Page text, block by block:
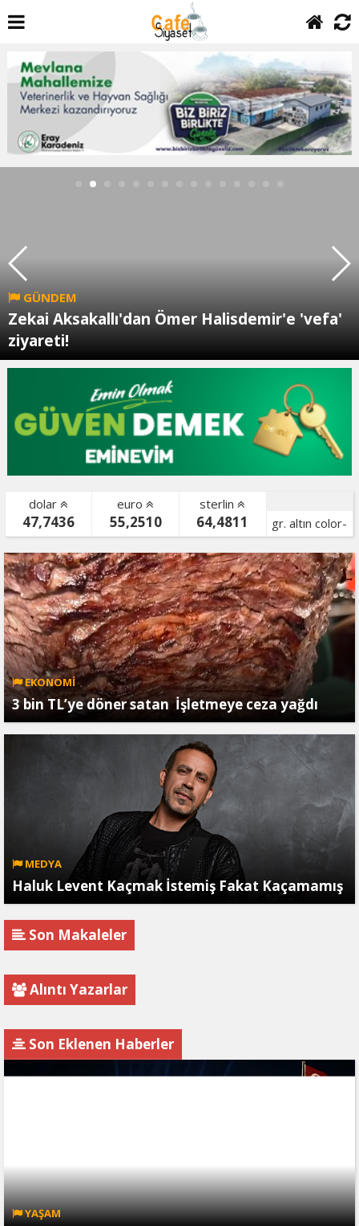
GÜNDEM
Zekai Aksakallı'dan Ömer Halisdemir'e 'vefa'
ziyareti!
dolar
47,7436
euro
55,2510
sterlin
64,4811
gr. altın color-
bist color-
EKONOMİ
3 bin TL’ye döner satan İşletmeye ceza yağdı
MEDYA
Haluk Levent Kaçmak İstemiş Fakat Kaçamamış
Son Makaleler
Alıntı Yazarlar
Son Eklenen Haberler
YAŞAM